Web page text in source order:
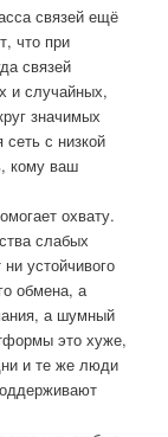
связей ещё
что при
связей
и случайных,
значимых
с низкой
кому ваш
охвату.
слабых
устойчивого
обмена, а
а шумный
это хуже,
и те же люди